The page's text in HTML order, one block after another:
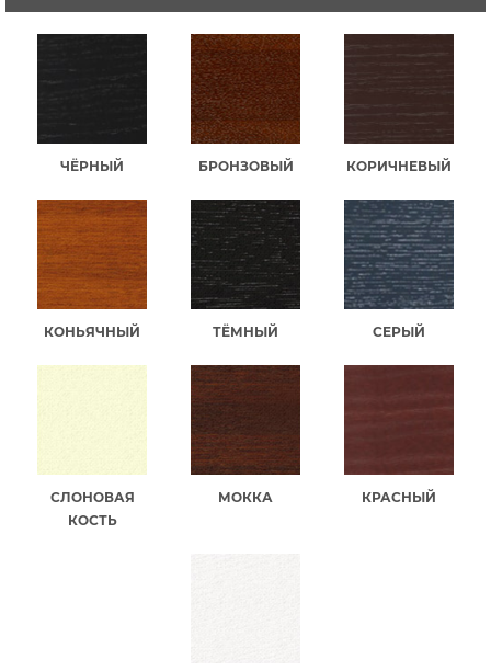
ЧЁРНЫЙ БРОНЗОВЫЙ КОРИЧНЕВЫЙ
КОНЬЯЧНЫЙ ТЁМНЫЙ СЕРЫЙ
СЛОНОВАЯ
КОСТЬ
МОККА КРАСНЫЙ